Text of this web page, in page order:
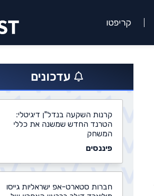
קריפטו
עדכונים
3 מיליארד שקלים
קרנות השקעה בנדל"ן דיגיטלי:
הטרנד החדש שמשנה את כללי
המשחק
פיננסים
חברות סטארט-אפ ישראליות גייסו